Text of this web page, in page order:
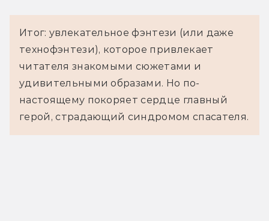
Итог: увлекательное фэнтези (или даже
технофэнтези), которое привлекает
читателя знакомыми сюжетами и
удивительными образами. Но по-
настоящему покоряет сердце главный
герой, страдающий синдромом спасателя.